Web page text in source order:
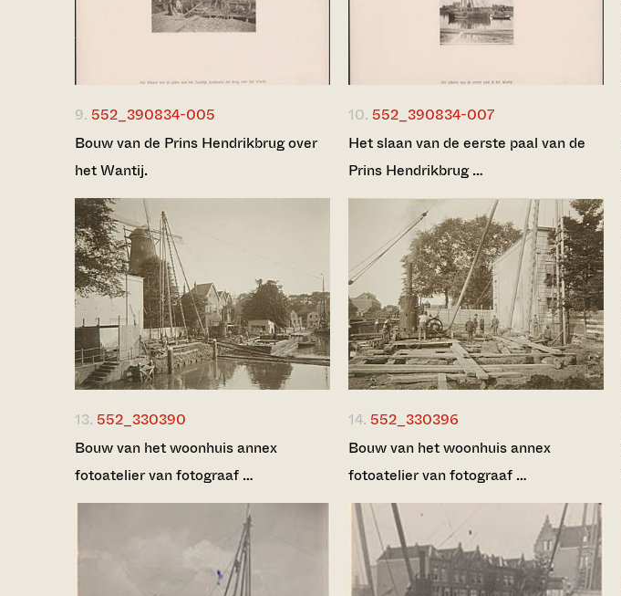
9. 552_390834-005
Bouw van de Prins Hendrikbrug over
het Wantij.
10. 552_390834-007
Het slaan van de eerste paal van de
Prins Hendrikbrug …
13. 552_330390
Bouw van het woonhuis annex
fotoatelier van fotograaf …
14. 552_330396
Bouw van het woonhuis annex
fotoatelier van fotograaf …